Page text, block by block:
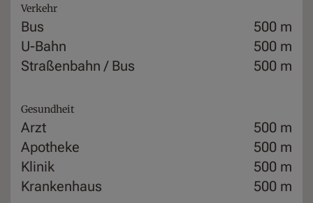
Verkehr
Bus
500 m
U-Bahn
500 m
Straßenbahn / Bus
500 m
Gesundheit
Arzt
500 m
Apotheke
500 m
Klinik
500 m
Krankenhaus
500 m